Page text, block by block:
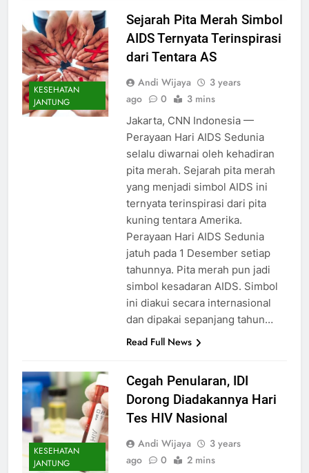
KESEHATAN
JANTUNG
Sejarah Pita Merah Simbol
AIDS Ternyata Terinspirasi
dari Tentara AS
Andi Wijaya
3 years
ago
0 3 mins
Jakarta, CNN Indonesia —
Perayaan Hari AIDS Sedunia
selalu diwarnai oleh kehadiran
pita merah. Sejarah pita merah
yang menjadi simbol AIDS ini
ternyata terinspirasi dari pita
kuning tentara Amerika.
Perayaan Hari AIDS Sedunia
jatuh pada 1 Desember setiap
tahunnya. Pita merah pun jadi
simbol kesadaran AIDS. Simbol
ini diakui secara internasional
dan dipakai sepanjang tahun…
Read Full News
KESEHATAN
JANTUNG
Cegah Penularan, IDI
Dorong Diadakannya Hari
Tes HIV Nasional
Andi Wijaya
3 years
ago
0 2 mins